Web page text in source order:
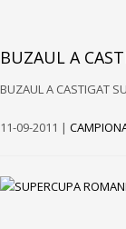
BUZAUL A
BUZAUL A CASTIGAT
11-09-2011 |